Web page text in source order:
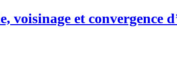
voisinage et convergence